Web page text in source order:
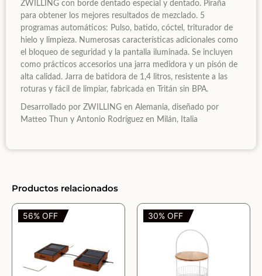
ZWILLING con borde dentado especial y dentado. Piraña
para obtener los mejores resultados de mezclado. 5
programas automáticos: Pulso, batido, cóctel, triturador de
hielo y limpieza. Numerosas características adicionales como
el bloqueo de seguridad y la pantalla iluminada. Se incluyen
como prácticos accesorios una jarra medidora y un pisón de
alta calidad. Jarra de batidora de 1,4 litros, resistente a las
roturas y fácil de limpiar, fabricada en Tritán sin BPA.
Desarrollado por ZWILLING en Alemania, diseñado por
Matteo Thun y Antonio Rodríguez en Milán, Italia
Productos relacionados
56% OFF 30% OFF